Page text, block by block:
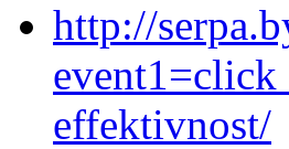
http://
effektivnost/